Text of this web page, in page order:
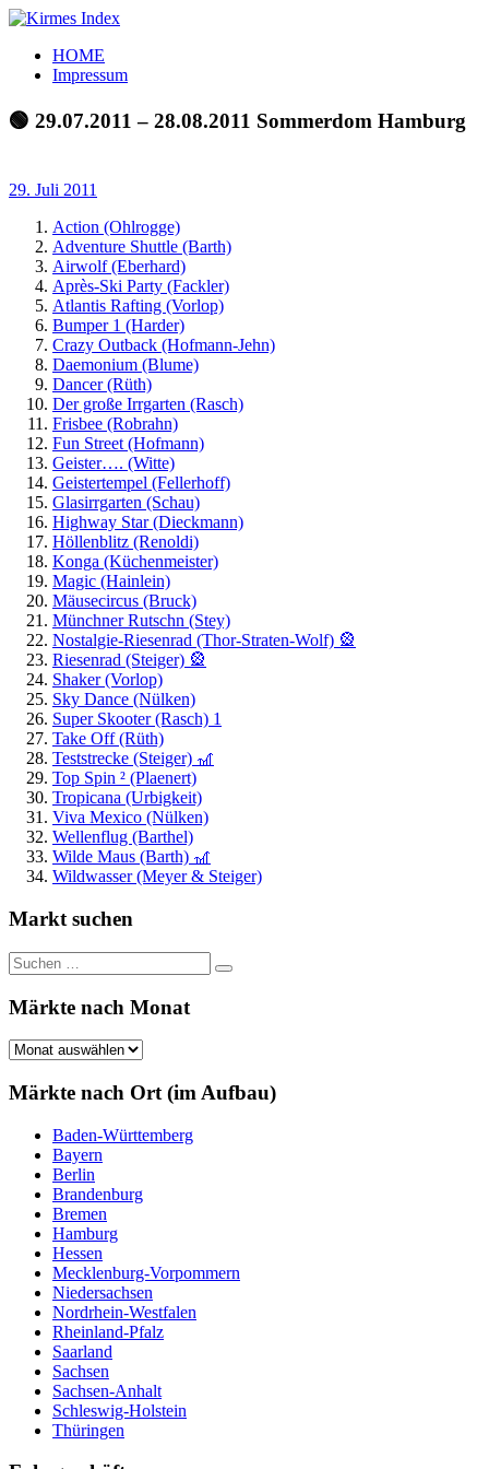
Zum
springen
Kirmes
Index
Tourpläne
der
letzten
HOME
Impressum
🟢 29.07.2011 – 28.08.2011 Sommerdom Hamburg
29. Juli 2011
Action (Ohlrogge)
Adventure Shuttle (Barth)
Airwolf (Eberhard)
Après-Ski Party (Fackler)
Atlantis Rafting (Vorlop)
Bumper 1 (Harder)
Crazy Outback (Hofmann-Jehn)
Daemonium (Blume)
Dancer (Rüth)
Der große Irrgarten (Rasch)
Frisbee (Robrahn)
Fun Street (Hofmann)
Geister…. (Witte)
Geistertempel (Fellerhoff)
Glasirrgarten (Schau)
Highway Star (Dieckmann)
Höllenblitz (Renoldi)
Konga (Küchenmeister)
Magic (Hainlein)
Mäusecircus (Bruck)
Münchner Rutschn (Stey)
Nostalgie-Riesenrad (Thor-Straten-Wolf) 🎡
Riesenrad (Steiger) 🎡
Shaker (Vorlop)
Sky Dance (Nülken)
Super Skooter (Rasch) 1
Take Off (Rüth)
Teststrecke (Steiger) 🎢
Top Spin ² (Plaenert)
Tropicana (Urbigkeit)
Viva Mexico (Nülken)
Wellenflug (Barthel)
Wilde Maus (Barth) 🎢
Wildwasser (Meyer & Steiger)
Markt suchen
Suchen
nach:
Suchen
Märkte nach Monat
Märkte
Monat
Märkte nach Ort (im Aufbau)
Baden-Württemberg
Bayern
Berlin
Brandenburg
Bremen
Hamburg
Hessen
Mecklenburg-Vorpommern
Niedersachsen
Nordrhein-Westfalen
Rheinland-Pfalz
Saarland
Sachsen
Sachsen-Anhalt
Schleswig-Holstein
Thüringen